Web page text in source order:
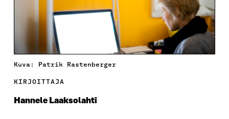
Kuva: Patrik Rastenberger
KIRJOITTAJA
Hannele Laaksolahti